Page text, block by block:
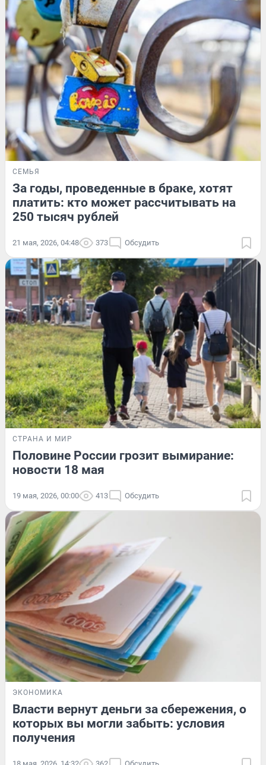
СЕМЬЯ
За годы, проведенные в браке, хотят
платить: кто может рассчитывать на
250 тысяч рублей
21 мая, 2026, 04:48 373 Обсудить
СТРАНА И МИР
Половине России грозит вымирание:
новости 18 мая
19 мая, 2026, 00:00 413 Обсудить
ЭКОНОМИКА
Власти вернут деньги за сбережения, о
которых вы могли забыть: условия
получения